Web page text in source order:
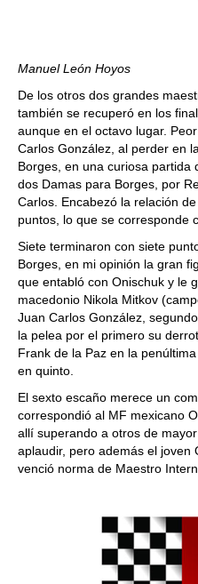
Manuel León Hoyos
De los otros dos grandes
también se recuperó en los
aunque en el octavo lugar.
Carlos González, al perder en
Borges, en una curiosa partida
dos Damas para Borges, por
Carlos. Encabezó la relación
puntos, lo que se corresponde
Siete terminaron con siete
Borges, en mi opinión la gran
que entabló con Onischuk y le
macedonio Nikola Mitkov
Juan Carlos González,
la pelea por el primero su
Frank de la Paz en la
en quinto.
El sexto escaño merece un
correspondió al MF mexicano
allí superando a otros de
aplaudir, pero además el joven
venció norma de Maestro